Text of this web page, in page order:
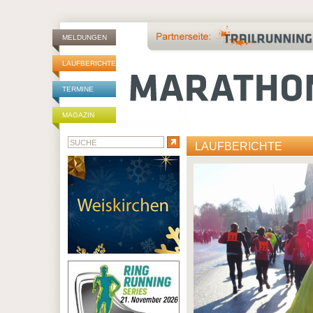
MELDUNGEN
LAUFBERICHTE
TERMINE
MAGAZIN
LAUFBERICHTE